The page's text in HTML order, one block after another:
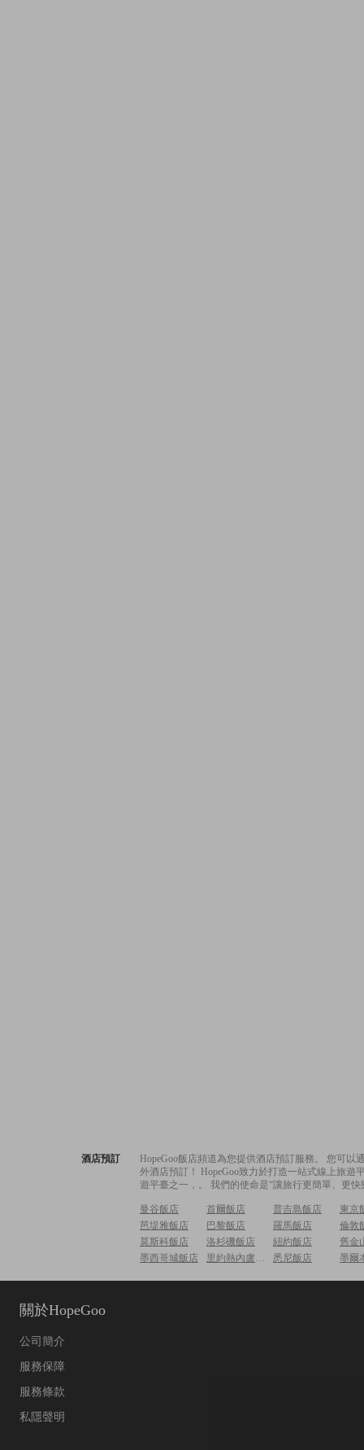
酒店預訂
HopeGoo飯店頻道為您提供酒店預訂服務。 您可
外酒店預訂！ HopeGoo致力於打造一站式線上旅
遊平臺之一，。 我們的使命是“讓旅行更簡單、更
曼谷飯店 首爾飯店 普吉島飯店
東京
芭堤雅飯店
巴黎飯店 羅馬飯店
倫敦
莫斯科飯店
洛杉磯飯店 紐約飯店
舊金
墨西哥城飯店
里約熱內盧飯店 悉尼飯店 墨爾
關於HopeGoo
公司簡介
服務保障
服務條款
私隱聲明